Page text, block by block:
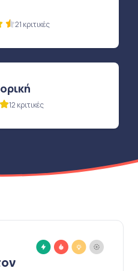
21 κριτικές
12 κριτικές